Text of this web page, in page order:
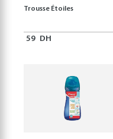
Trousse Étoiles
59 DH